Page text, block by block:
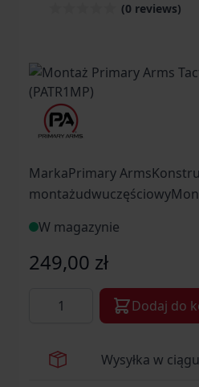
(0 reviews)
MarkaPrimary
materiałualuminiumIlość
śrub podstawy2Średnica
(1″)Okres
W magazynie
249,00 zł
Dodaj do
Wysyłka w